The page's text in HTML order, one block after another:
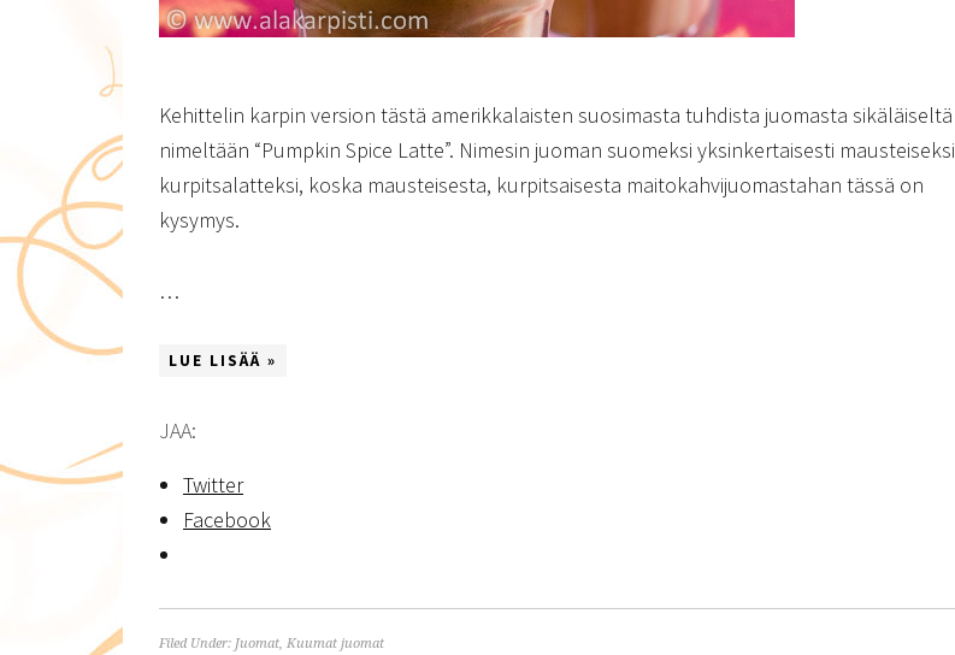
Kehittelin karpin version tästä amerikkalaisten suosimasta tuhdista juomasta sikäläiseltä
nimeltään “Pumpkin Spice Latte”. Nimesin juoman suomeksi yksinkertaisesti mausteiseksi
kurpitsalatteksi, koska mausteisesta, kurpitsaisesta maitokahvijuomastahan tässä on
kysymys.
…
LUE LISÄÄ »
JAA:
Twitter
Facebook
Filed Under: Juomat, Kuumat juomat